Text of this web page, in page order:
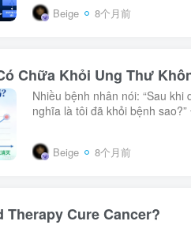
Beige 8个月前
Chữa Khỏi Ung Thư
Nhiều bệnh nhân nói: “Sau
nghĩa là tôi đã khỏi bệnh
Beige 8个月前
Therapy Cure Cancer?